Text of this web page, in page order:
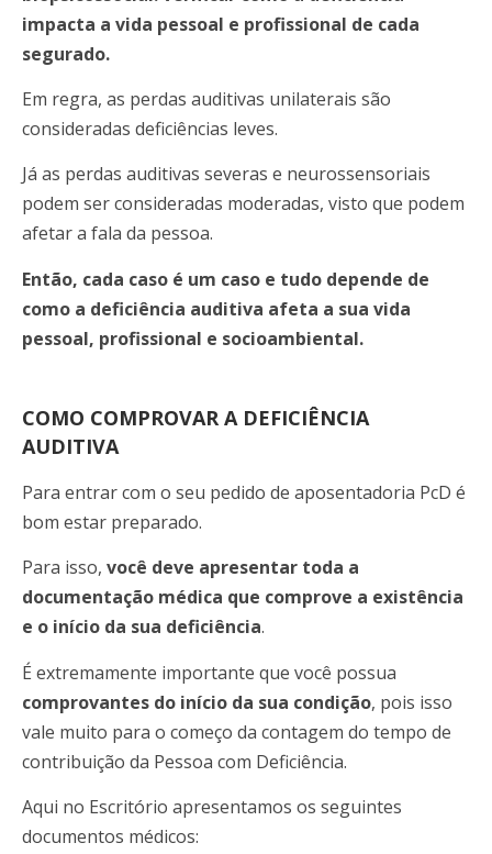
impacta a vida pessoal e profissional de cada
segurado.
Em regra, as perdas auditivas unilaterais são
consideradas deficiências leves.
Já as perdas auditivas severas e neurossensoriais
podem ser consideradas moderadas, visto que podem
afetar a fala da pessoa.
Então, cada caso é um caso e tudo depende de
como a deficiência auditiva afeta a sua vida
pessoal, profissional e socioambiental.
COMO COMPROVAR A DEFICIÊNCIA
AUDITIVA
Para entrar com o seu pedido de aposentadoria PcD é
bom estar preparado.
Para isso, você deve apresentar toda a
documentação médica que comprove a existência
e o início da sua deficiência.
É extremamente importante que você possua
comprovantes do início da sua condição, pois isso
vale muito para o começo da contagem do tempo de
contribuição da Pessoa com Deficiência.
Aqui no Escritório apresentamos os seguintes
documentos médicos: